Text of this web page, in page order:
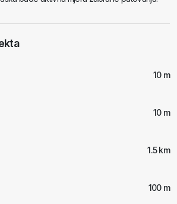
10 m
10 m
1.5 km
100 m